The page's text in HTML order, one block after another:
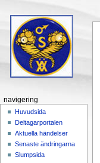
navigering
Huvudsida
Deltagarportalen
Aktuella händelser
Senaste ändringarna
Slumpsida